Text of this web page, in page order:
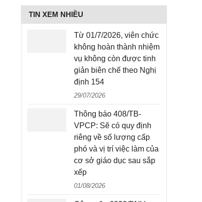
TIN XEM NHIỀU
Từ 01/7/2026, viên chức
không hoàn thành nhiệm
vụ không còn được tinh
giản biên chế theo Nghị
định 154
29/07/2026
Thông báo 408/TB-
VPCP: Sẽ có quy định
riêng về số lượng cấp
phó và vị trí việc làm của
cơ sở giáo dục sau sắp
xếp
01/08/2026